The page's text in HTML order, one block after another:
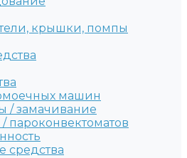
крышки, помпы
машин
/ замачивание
пароконвектоматов